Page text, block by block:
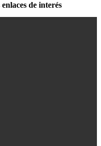
de interés